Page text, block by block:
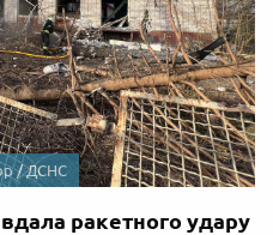
/ ДСНС
ракетного удару